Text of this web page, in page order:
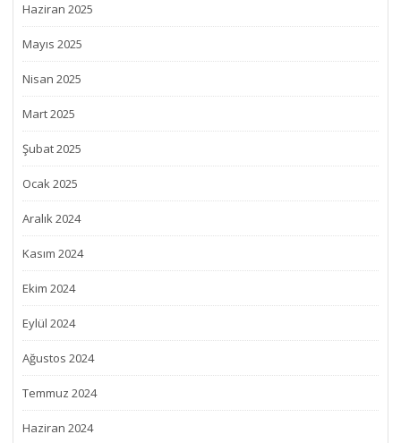
Haziran 2025
Mayıs 2025
Nisan 2025
Mart 2025
Şubat 2025
Ocak 2025
Aralık 2024
Kasım 2024
Ekim 2024
Eylül 2024
Ağustos 2024
Temmuz 2024
Haziran 2024